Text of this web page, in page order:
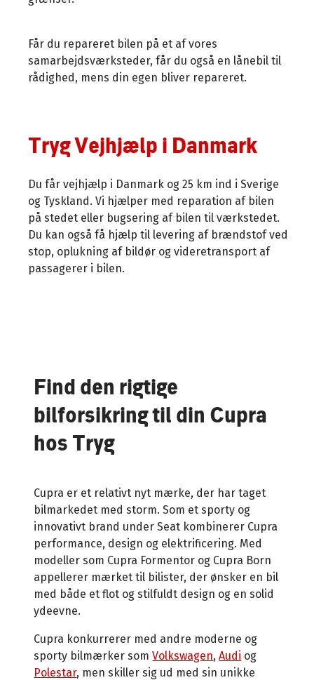
Får du repareret bilen på et af vores
samarbejdsværksteder, får du også en lånebil til
rådighed, mens din egen bliver repareret.
Tryg Vejhjælp i Danmark
Du får vejhjælp i Danmark og 25 km ind i Sverige
og Tyskland. Vi hjælper med reparation af bilen
på stedet eller bugsering af bilen til værkstedet.
Du kan også få hjælp til levering af brændstof ved
stop, oplukning af bildør og videretransport af
passagerer i bilen.
Find den rigtige
bilforsikring til din Cupra
hos Tryg
Cupra er et relativt nyt mærke, der har taget
bilmarkedet med storm. Som et sporty og
innovativt brand under Seat kombinerer Cupra
performance, design og elektrificering. Med
modeller som Cupra Formentor og Cupra Born
appellerer mærket til bilister, der ønsker en bil
med både et flot ogstilfuldt design og en solid
ydeevne.
Cupra konkurrerer med andre moderne og
sporty bilmærker somVolkswagen,Audi og
Polestar, men skiller sig ud med sin unikke